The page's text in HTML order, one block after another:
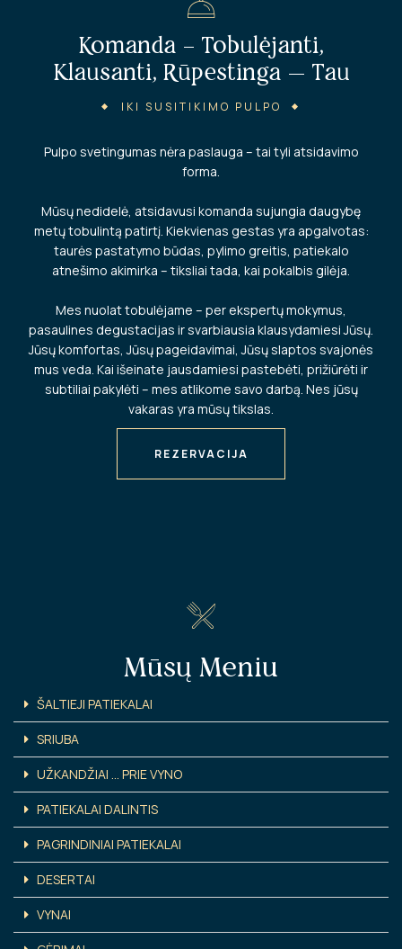
Komanda – Tobulėjanti,
Klausanti, Rūpestinga — Tau
IKI SUSITIKIMO PULPO
Pulpo svetingumas nėra paslauga – tai tyli atsidavimo
forma.
Mūsų nedidelė, atsidavusi komanda sujungia daugybę
metų tobulintą patirtį. Kiekvienas gestas yra apgalvotas:
taurės pastatymo būdas, pylimo greitis, patiekalo
atnešimo akimirka – tiksliai tada, kai pokalbis gilėja.
Mes nuolat tobulėjame – per ekspertų mokymus,
pasaulines degustacijas ir svarbiausia klausydamiesi Jūsų.
Jūsų komfortas, Jūsų pageidavimai, Jūsų slaptos svajonės
mus veda. Kai išeinate jausdamiesi pastebėti, prižiūrėti ir
subtiliai pakylėti – mes atlikome savo darbą. Nes jūsų
vakaras yra mūsų tikslas.
REZERVACIJA
Mūsų Meniu
ŠALTIEJI PATIEKALAI
SRIUBA
UŽKANDŽIAI ... PRIE VYNO
PATIEKALAI DALINTIS
PAGRINDINIAI PATIEKALAI
DESERTAI
VYNAI